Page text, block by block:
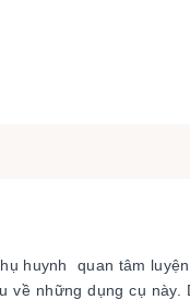
huynh quan tâm
những dụng cụ này.